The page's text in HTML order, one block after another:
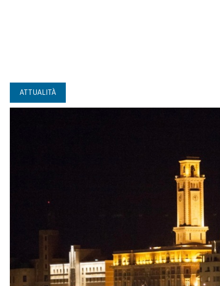
ATTUALITÀ